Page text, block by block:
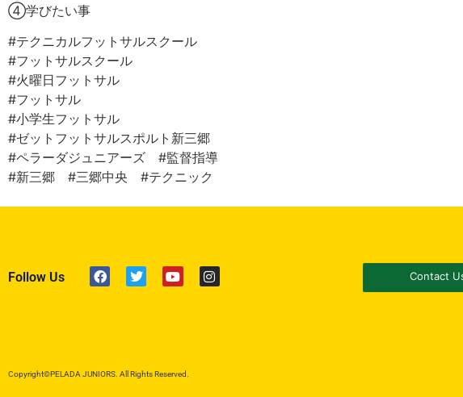
④学びたい事
#テクニカルフットサルスクール
#フットサルスクール
#火曜日フットサル
#フットサル
#小学生フットサル
#ゼットフットサルスポルト新三郷
#ペラーダジュニアーズ #監督指導
#新三郷 #三郷中央 #テクニック
Follow Us Contact
Copyright©PELADA JUNIORS. All Rights Reserved.